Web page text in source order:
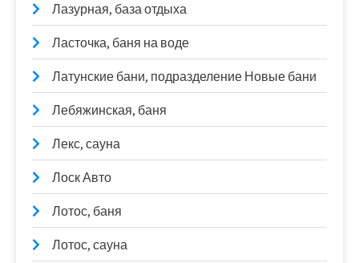
Лазурная, база отдыха
Ласточка, баня на воде
Латунские бани, подразделение Новые бани
Лебяжинская, баня
Лекс, сауна
Лоск Авто
Лотос, баня
Лотос, сауна